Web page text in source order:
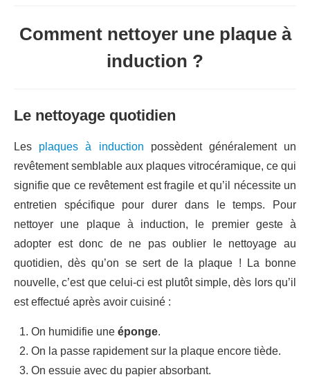
Comment nettoyer une plaque à
induction ?
Le nettoyage quotidien
Les plaques à induction possèdent généralement un
revêtement semblable aux plaques vitrocéramique, ce qui
signifie que ce revêtement est fragile et qu’il nécessite un
entretien spécifique pour durer dans le temps. Pour
nettoyer une plaque à induction, le premier geste à
adopter est donc de ne pas oublier le nettoyage au
quotidien, dès qu’on se sert de la plaque ! La bonne
nouvelle, c’est que celui-ci est plutôt simple, dès lors qu’il
est effectué après avoir cuisiné :
On humidifie une éponge.
On la passe rapidement sur la plaque encore tiède.
On essuie avec du papier absorbant.